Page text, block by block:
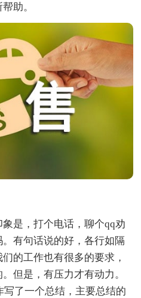
助。
是，打个电话，聊个qq劝
有句话说的好，各行如隔
的工作也有很多的要求，
但是，有压力才有动力。
了一个总结，主要总结的